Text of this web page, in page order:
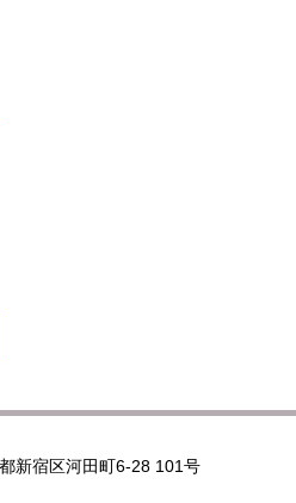
新宿区河田町6-28 101号